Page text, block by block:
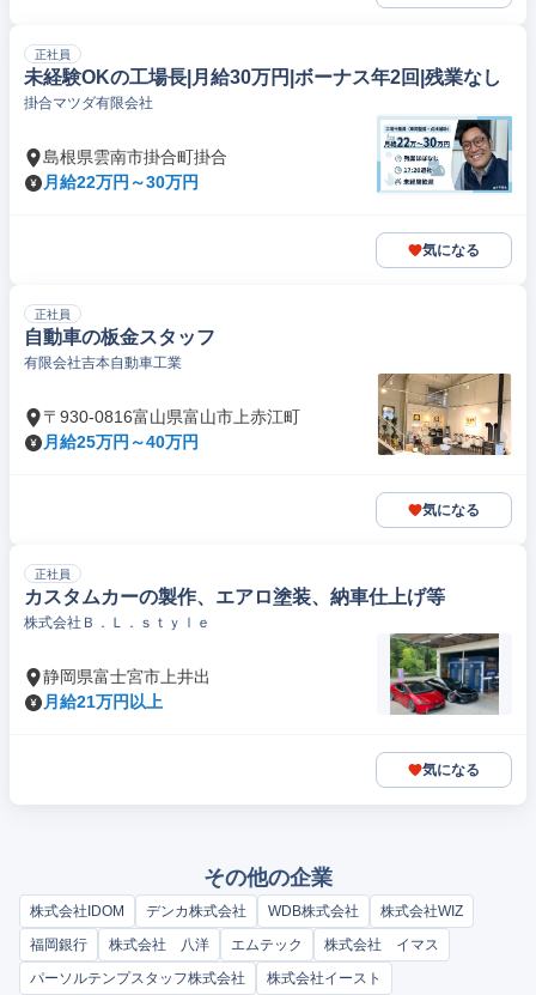
正社員
未経験OKの工場長|月給30万円|ボーナス年2回|残業なし
掛合マツダ有限会社
島根県雲南市掛合町掛合
月給22万円～30万円
気になる
正社員
自動車の板金スタッフ
有限会社吉本自動車工業
〒930-0816富山県富山市上赤江町
月給25万円～40万円
気になる
正社員
カスタムカーの製作、エアロ塗装、納車仕上げ等
株式会社Ｂ．Ｌ．ｓｔｙｌｅ
静岡県富士宮市上井出
月給21万円以上
気になる
その他の企業
株式会社IDOM デンカ株式会社 WDB株式会社
株式会社WIZ
福岡銀行
株式会社 八洋 エムテック
株式会社 イマス
パーソルテンプスタッフ株式会社
株式会社イースト